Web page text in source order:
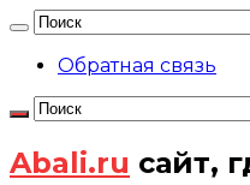
Обратная связь
Abali.ru сайт,